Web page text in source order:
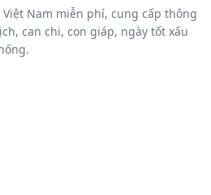
Nam miễn phí, cung cấp thông
can chi, con giáp, ngày tốt xấu